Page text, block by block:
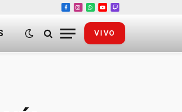
Facebook
Instagram
WhatsApp
YouTube
Twitch
VIVO